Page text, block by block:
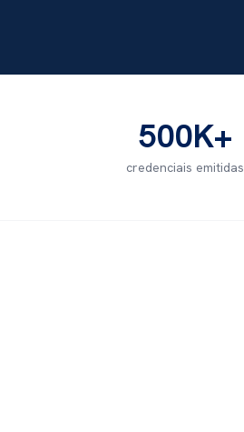
500K+
credenciais emitidas